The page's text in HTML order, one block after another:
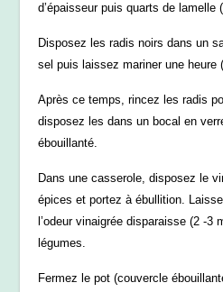
d’épaisseur puis quarts de lamelle
Disposez les radis noirs dans un
sel puis laissez mariner une heure
Après ce temps, rincez les radis
disposez les dans un bocal en
ébouillanté.
Dans une casserole, disposez le
épices et portez à ébullition.
l’odeur vinaigrée disparaisse (2 -
légumes.
Fermez le pot (couvercle